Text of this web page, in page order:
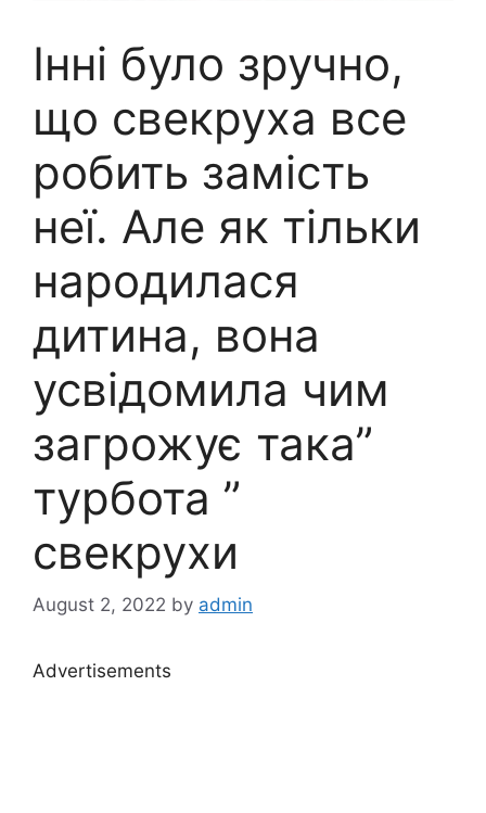
Інні було зручно,
що свекруха все
робить замість
неї. Але як тільки
народилася
дитина, вона
усвідомила чим
загрожує така”
турбота ”
свекрухи
August 2, 2022 by admin
Advertisements